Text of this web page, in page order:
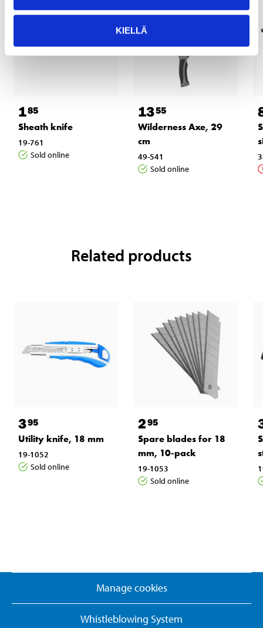
KIELLÄ
185
Sheath knife
19-761
Sold online
1355
Wilderness Axe, 29
cm
49-541
Sold online
Related products
395
Utility knife, 18 mm
19-1052
Sold online
295
Spare blades for 18
mm, 10-pack
19-1053
Sold online
Manage cookies
Whistleblowing System